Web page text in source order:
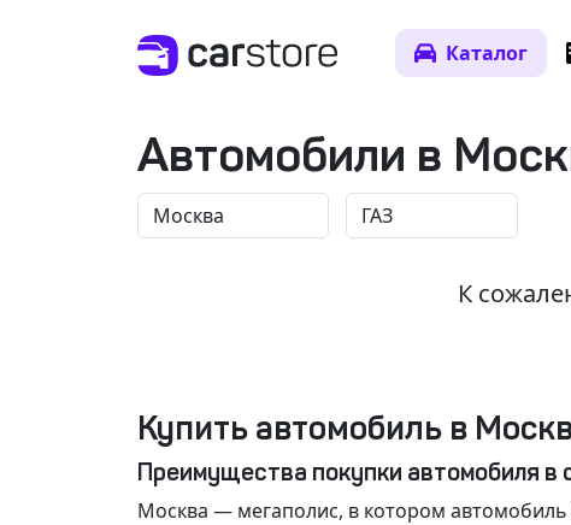
Каталог
Автомобили в
К
Купить автомобиль в
Преимущества покупки автомобиля в
Москва — мегаполис, в котором